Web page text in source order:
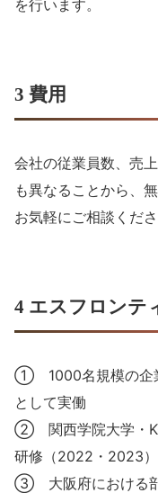
を行います。
3 費用
会社の従業員数、売
も異なることから、
お気軽にご相談くださ
4 エスフロンテ
① 1000名規模の企
として実働
② 関西学院大学・
研修（2022・2023）
③ 大阪府における部